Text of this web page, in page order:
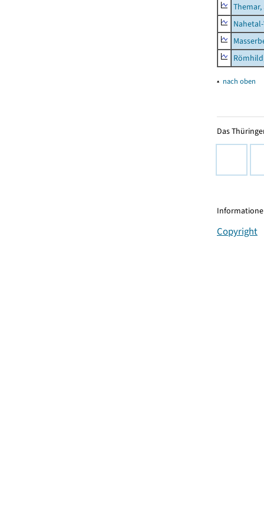
▴ nach oben
Das
Copyright